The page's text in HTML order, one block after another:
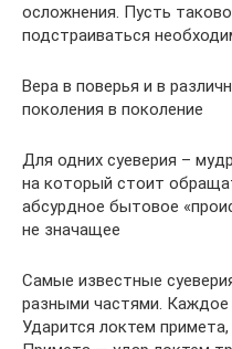
осложнения. Пусть
подстраиваться
Вера в поверья и в
поколения в поколение
Для одних суеверия –
на который стоит
абсурдное бытовое
не значащее
Самые известные
разными частями. Каждое
Ударится локтем